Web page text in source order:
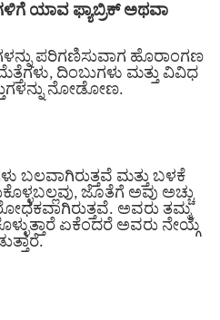
ಯಾವ ಫ್ಯಾಬ್ರಿಕ್ ಅಥವಾ
ಪರಿಗಣಿಸುವಾಗ ಹೊರಾಂಗಣ
ದಿಂಬುಗಳು ಮತ್ತು ವಿವಿಧ
ನೋಡೋಣ.
ಬಲವಾಗಿರುತ್ತವೆ ಮತ್ತು ಬಳಕೆ
ಜೊತೆಗೆ ಅವು ಅಚ್ಚು
ಅವರು ತಮ್ಮ
ಏಕೆಂದರೆ ಅವರು ನೇಯ್ಗೆ